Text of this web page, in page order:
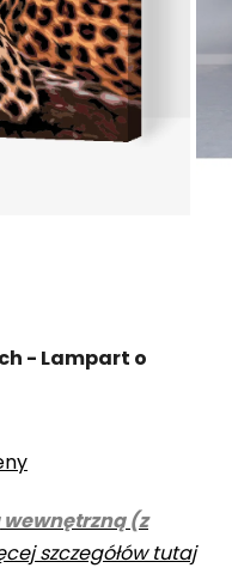
(z
szczegółów tutaj
- Lampart o